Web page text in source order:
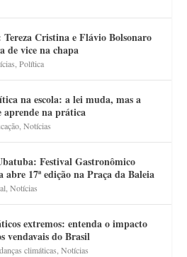
Tereza Cristina e Flávio Bolsonaro
de vice na chapa
,Política
na escola: a lei muda, mas a
aprende na prática
,Notícias
Festival Gastronômico
abre 17ª edição na Praça da Baleia
,Notícias
extremos: entenda o impacto
vendavais do Brasil
climáticas ,Notícias